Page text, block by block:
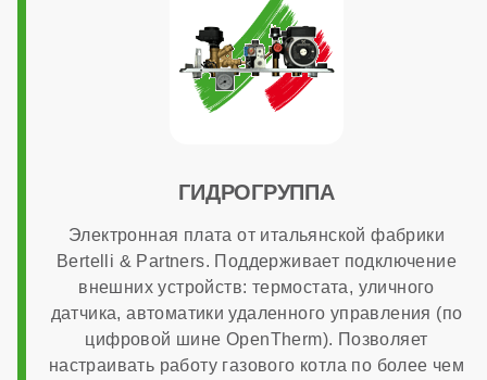
Напряжение электропитания
есть
Программирование ГВС
ГИДРОГРУППА
Электронная плата от итальянской фабрики
Bertelli & Partners. Поддерживает подключение
внешних устройств: термостата, уличного
датчика, автоматики удаленного управления (по
цифровой шине OpenTherm). Позволяет
настраивать работу газового котла по более чем